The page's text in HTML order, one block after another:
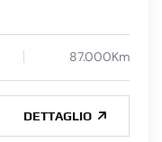
87.000Km
DETTAGLIO